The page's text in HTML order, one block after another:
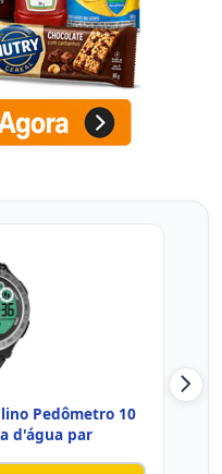
Pedômetro 10
d'água par